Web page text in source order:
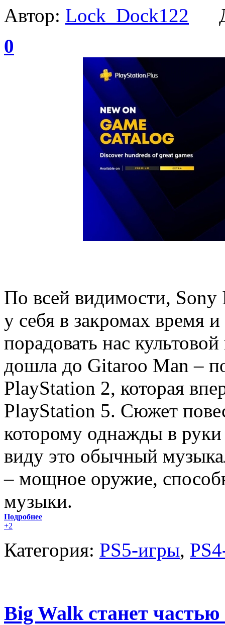
Автор: Lock_Dock122
0
По всей видимости,
у себя в закромах время
порадовать нас
дошла до Gitaroo Man –
PlayStation 2, которая
PlayStation 5. Сюжет
которому однажды в руки
виду это обычный
– мощное оружие,
музыки.
Подробнее
+2
Категория: PS5-игры,
Big Walk станет частью